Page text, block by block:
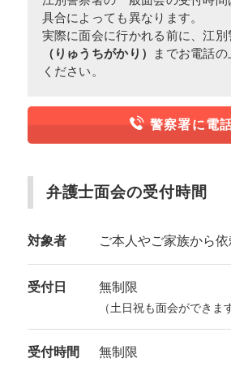
具合によっても異なります。
実際に面会に行かれる前に、江別
（りゅうちがかり）
までお電話
ください。
警察署に電
弁護士面会の受付時間
対象者 ご本人やご家族から
受付日 無制限
（土日祝も面会ができま
受付時間 無制限